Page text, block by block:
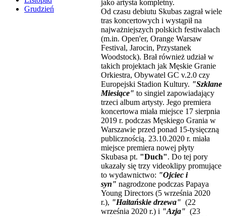
Grudzień
jako artysta kompletny.
Od czasu debiutu Skubas zagrał wiele
tras koncertowych i wystąpił na
najważniejszych polskich festiwalach
(m.in. Open'er, Orange Warsaw
Festival, Jarocin, Przystanek
Woodstock). Brał również udział w
takich projektach jak Męskie Granie
Orkiestra, Obywatel GC v.2.0 czy
Europejski Stadion Kultury. "Szklane
Miesiące" to singiel zapowiadający
trzeci album artysty. Jego premiera
koncertowa miała miejsce 17 sierpnia
2019 r. podczas Męskiego Grania w
Warszawie przed ponad 15-tysięczną
publicznością. 23.10.2020 r. miała
miejsce premiera nowej płyty
Skubasa pt. "Duch". Do tej pory
ukazały się trzy videoklipy promujące
to wydawnictwo: "Ojciec i
syn" nagrodzone podczas Papaya
Young Directors (5 września 2020
r.), "Haitańskie drzewa" (22
września 2020 r.) i "Azja" (23